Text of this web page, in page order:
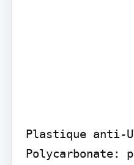
Plastique anti-
Polycarbonate: